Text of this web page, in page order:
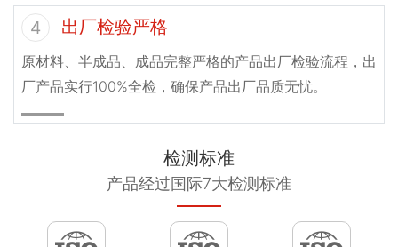
4 出厂检验严格
原材料、半成品、成品完整严格的产品出厂检验流程，出
厂产品实行100%全检，确保产品出厂品质无忧。
检测标准
产品经过国际7大检测标准